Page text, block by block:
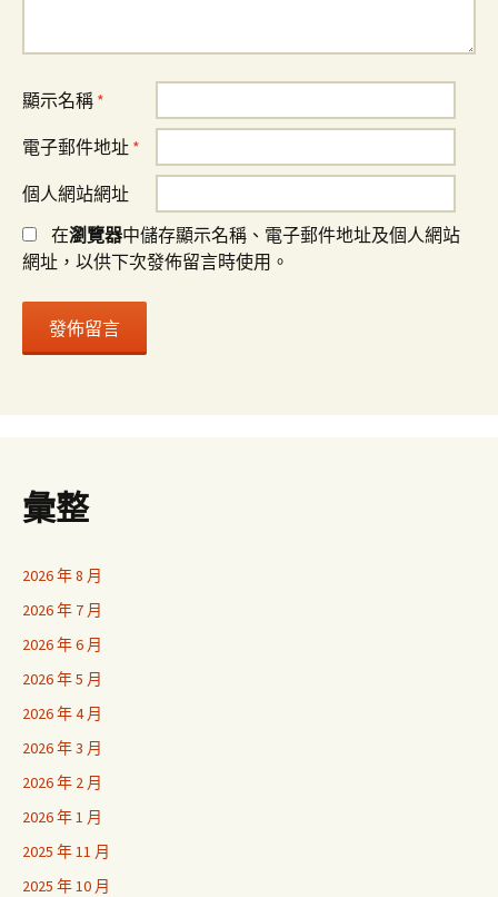
顯示名稱 *
電子郵件地址 *
個人網站網址
在瀏覽器中儲存顯示名稱、電子郵件地址及個人網站
網址，以供下次發佈留言時使用。
彙整
2026 年 8 月
2026 年 7 月
2026 年 6 月
2026 年 5 月
2026 年 4 月
2026 年 3 月
2026 年 2 月
2026 年 1 月
2025 年 11 月
2025 年 10 月